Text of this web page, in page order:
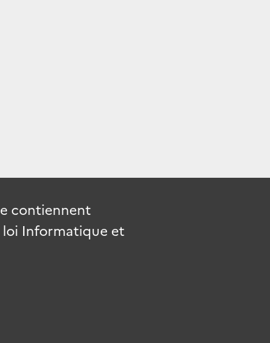
contiennent
loi Informatique et